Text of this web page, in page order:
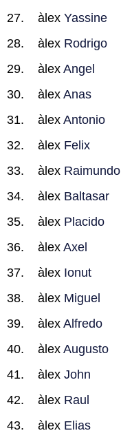
àlex Yassine
àlex Rodrigo
àlex Angel
àlex Anas
àlex Antonio
àlex Felix
àlex Raimundo
àlex Baltasar
àlex Placido
àlex Axel
àlex Ionut
àlex Miguel
àlex Alfredo
àlex Augusto
àlex John
àlex Raul
àlex Elias